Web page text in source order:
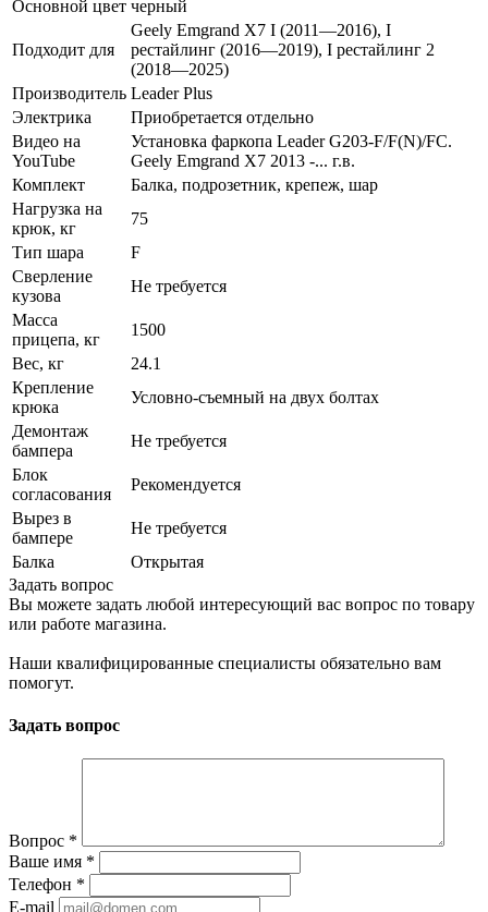
Основной цвет черный
Подходит для
Geely Emgrand X7 I (2011—2016), I
рестайлинг (2016—2019), I рестайлинг 2
(2018—2025)
Производитель Leader Plus
Электрика
Приобретается отдельно
Видео на
YouTube
Установка фаркопа Leader G203-F/F(N)/FC.
Geely Emgrand X7 2013 -... г.в.
Комплект
Балка, подрозетник, крепеж, шар
Нагрузка на
крюк, кг
75
Тип шара
F
Сверление
кузова
Не требуется
Масса
прицепа, кг
1500
Вес, кг
24.1
Крепление
крюка
Условно-съемный на двух болтах
Демонтаж
бампера
Не требуется
Блок
согласования
Рекомендуется
Вырез в
бампере
Не требуется
Балка
Открытая
Задать вопрос
Вы можете задать любой интересующий вас вопрос по товару
или работе магазина.
Наши квалифицированные специалисты обязательно вам
помогут.
Задать вопрос
Вопрос *
Ваше имя *
Телефон *
E-mail